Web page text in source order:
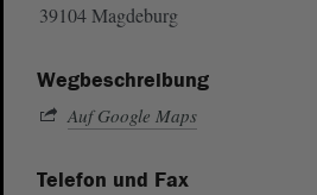
39104 Magdeburg
Wegbeschreibung
Auf Google Maps
Telefon und Fax